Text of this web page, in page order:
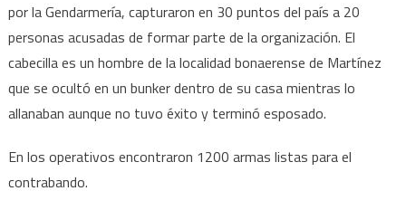
por la Gendarmería, capturaron en 30 puntos del país a 20
personas acusadas de formar parte de la organización. El
cabecilla es un hombre de la localidad bonaerense de Martínez
que se ocultó en un bunker dentro de su casa mientras lo
allanaban aunque no tuvo éxito y terminó esposado.
En los operativos encontraron 1200 armas listas para el
contrabando.